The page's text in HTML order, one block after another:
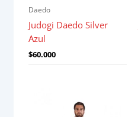
Daedo
Judogi Daedo Silver
Azul
$60.000